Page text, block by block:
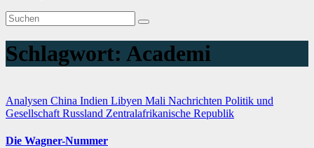
Schlagwort: Academi
Analysen China Indien Libyen Mali Nachrichten Politik und
Gesellschaft Russland Zentralafrikanische Republik
Die Wagner-Nummer